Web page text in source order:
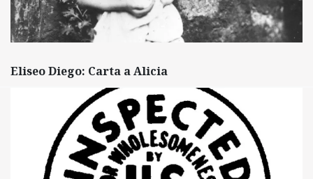
Eliseo Diego: Carta a Alicia